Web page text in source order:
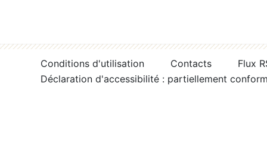
Conditions d'utilisation Contacts
Flux
Déclaration d'accessibilité : partiellement